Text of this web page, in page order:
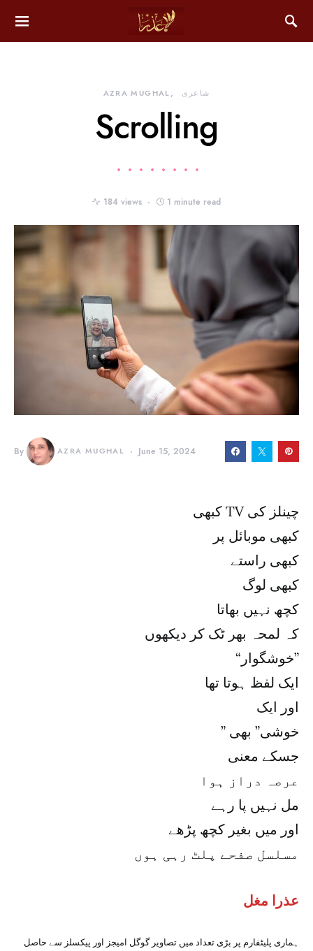
AZRA MUGHAL شاعری
Scrolling
184 views 1 minute read
By AZRA MUGHAL June 15, 2024
کبھی TV چینلز کی
کبھی موبائل پر
کبھی راستے
کبھی لوگ
کچھ نہیں بھاتا
کہ لمحہ بھر ٹک کر دیکھوں
“خوشگوار”
ایک لفظ ہوتا تھا
اور ایک
” خوشی” بھی
جسکے معنی
عرصہ دراز ہوا
مل نہیں پا رہے
اور میں بغیر کچھ پڑھے
مسلسل صفحے پلٹ رہی ہوں
عذرا مغل
ہماری پلیٹفارم پر بڑی تعداد میں تصاویر گوگل امیجز اور پیکسلز سے حاصل